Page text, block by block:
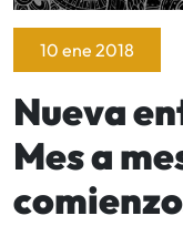
10 ene 2018
Nueva
Mes a